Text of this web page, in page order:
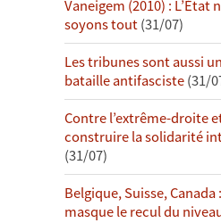
Vaneigem (2010) : L’État
soyons tout(31/07)
Les tribunes sont aussi
bataille antifasciste(31/
Contre l’extrême-droite
construire la solidarité
(31/07)
Belgique, Suisse,
masque le recul du